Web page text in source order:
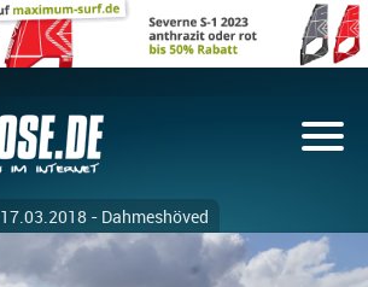
17.03.2018 - Dahmeshöved